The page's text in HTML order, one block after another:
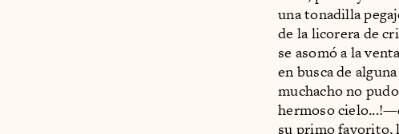
una tonadilla
de la licorera de
se asomó a la
en busca de
muchacho no
hermoso
su primo favorito,